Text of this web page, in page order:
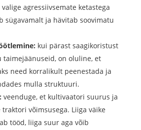
agressiivsemate ketastega
sügavamalt ja hävitab soovimatu
kui pärast saagikoristust
taimejäänuseid, on oluline, et
need korralikult peenestada ja
mulla struktuuri.
veenduge, et kultivaatori suurus ja
võimsusega. Liiga väike
tööd, liiga suur aga võib